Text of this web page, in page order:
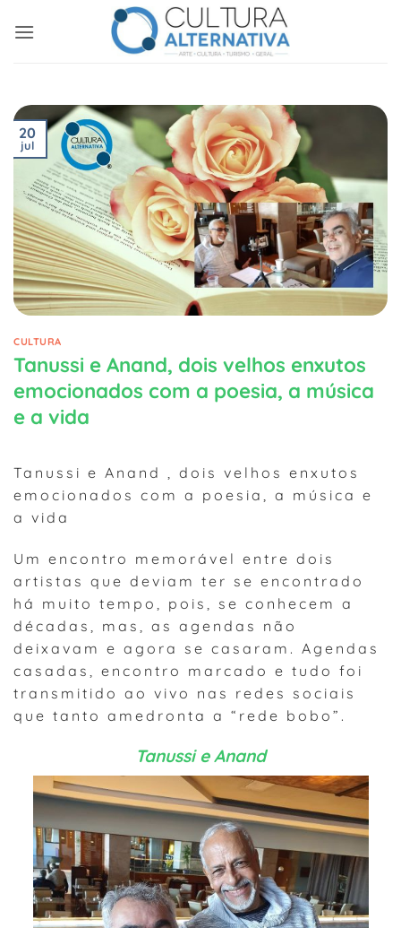
20
jul
CULTURA
Tanussi e Anand, dois velhos enxutos
emocionados com a poesia, a música
e a vida
Tanussi e Anand , dois velhos enxutos
emocionados com a poesia, a música e
a vida
Um encontro memorável entre dois
artistas que deviam ter se encontrado
há muito tempo, pois, se conhecem a
décadas, mas, as agendas não
deixavam e agora se casaram. Agendas
casadas, encontro marcado e tudo foi
transmitido ao vivo nas redes sociais
que tanto amedronta a “rede bobo”.
Tanussi e Anand